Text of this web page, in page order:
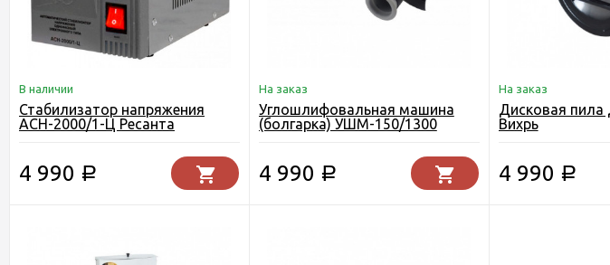
В наличии
Стабилизатор напряжения
АСН-2000/1-Ц Ресанта
4 990 Р
На заказ
Углошлифовальная машина
(болгарка) УШМ-150/1300
4 990 Р
На заказ
Дисковая
Вихрь
4 990 Р